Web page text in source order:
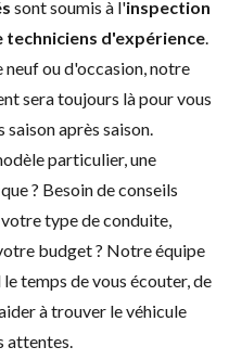
sont soumis à l'inspection
d'expérience.
neufou d'occasion, notre
sera toujours là pour vous
après saison.
particulier, une
? Besoin de conseils
type de conduite,
budget ? Notre équipe
temps de vous écouter, de
à trouver le véhicule
attentes.